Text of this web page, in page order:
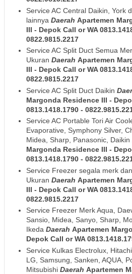
Service AC Central Daikin, York
lainnya Daerah Apartemen
III - Depok Call or WA
0822.9815.2217
Service AC Split Duct Semua
Ukuran Daerah Apartemen
III - Depok Call or WA
0822.9815.2217
Service AC Split Duct Daikin
Margonda Residence III -
0813.1418.1790 -
Service AC Portable Tori Air
Evaporative, Symphony Silver,
Midea, Sharp, Panasonic, Daikin
Margonda Residence III -
0813.1418.1790 -
Service Freezer segala merk dan
Ukuran Daerah Apartemen
III - Depok Call or WA
0822.9815.2217
Service Freezer Merk Aqua,
Sansio, Midea, Sanyo, Sharp,
Ikeda Daerah Apartemen
Depok Call or WA
Service Kulkas Electrolux,
LG, Samsung, Sanken, AQUA,
Mitsubishi Daerah Apartemen